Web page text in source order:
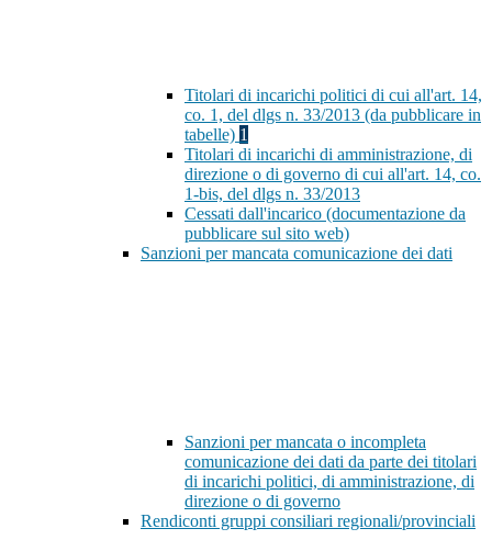
Titolari di incarichi politici di cui all'art. 14,
co. 1, del dlgs n. 33/2013 (da pubblicare in
tabelle) 1
Titolari di incarichi di amministrazione, di
direzione o di governo di cui all'art. 14, co.
1-bis, del dlgs n. 33/2013
Cessati dall'incarico (documentazione da
pubblicare sul sito web)
Sanzioni per mancata comunicazione dei dati
Sanzioni per mancata o incompleta
comunicazione dei dati da parte dei titolari
di incarichi politici, di amministrazione, di
direzione o di governo
Rendiconti gruppi consiliari regionali/provinciali